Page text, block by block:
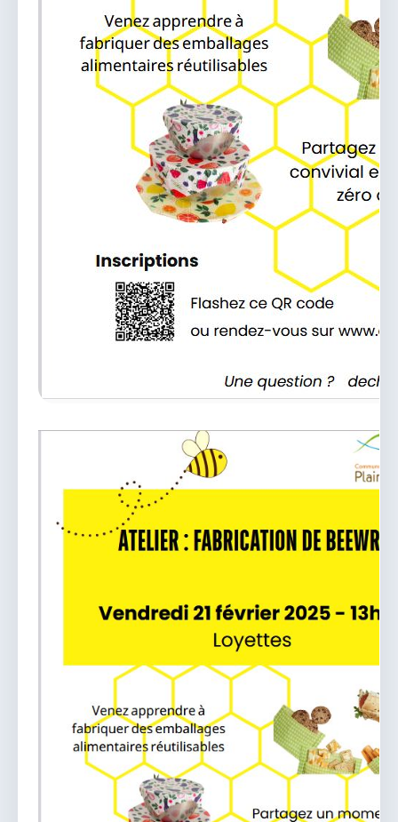
mairie@douvres.fr
140 Place de la Babillière, 01500 Douvres
Contacter la mairie
Le guichet des associations
publier une annonce